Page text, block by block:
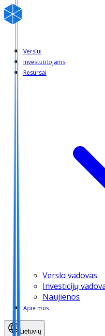
Verslui
Investuotojams
Resursai
Verslo vadovas
Investicijų
Naujienos
Apie mus
Lietuvių